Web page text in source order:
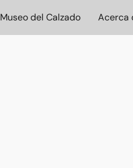
Museo del Calzado Acerca